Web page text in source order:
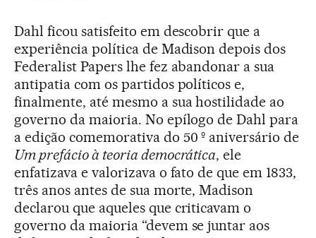
Dahl ficou satisfeito em descobrir que a
experiência política de Madison depois dos
Federalist Papers lhe fez abandonar a sua
antipatia com os partidos políticos e,
finalmente, até mesmo a sua hostilidade ao
governo da maioria. No epílogo de Dahl para
a edição comemorativa do 50 º aniversário de
Um prefácio à teoria democrática, ele
enfatizava e valorizava o fato de que em 1833,
três anos antes de sua morte, Madison
declarou que aqueles que criticavam o
governo da maioria “devem se juntar aos